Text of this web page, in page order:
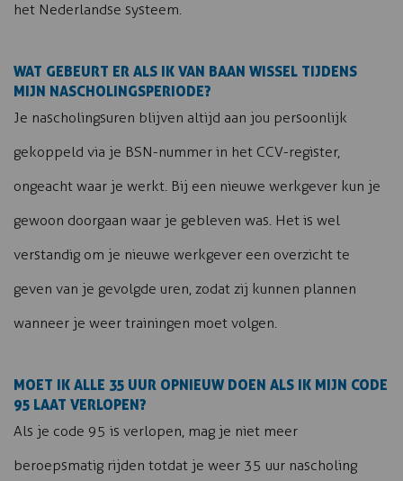
het Nederlandse systeem.
WAT GEBEURT ER ALS IK VAN BAAN WISSEL TIJDENS
MIJN NASCHOLINGSPERIODE?
Je nascholingsuren blijven altijd aan jou persoonlijk
gekoppeld via je BSN-nummer in het CCV-register,
ongeacht waar je werkt. Bij een nieuwe werkgever kun je
gewoon doorgaan waar je gebleven was. Het is wel
verstandig om je nieuwe werkgever een overzicht te
geven van je gevolgde uren, zodat zij kunnen plannen
wanneer je weer trainingen moet volgen.
MOET IK ALLE 35 UUR OPNIEUW DOEN ALS IK MIJN CODE
95 LAAT VERLOPEN?
Als je code 95 is verlopen, mag je niet meer
beroepsmatig rijden totdat je weer 35 uur nascholing